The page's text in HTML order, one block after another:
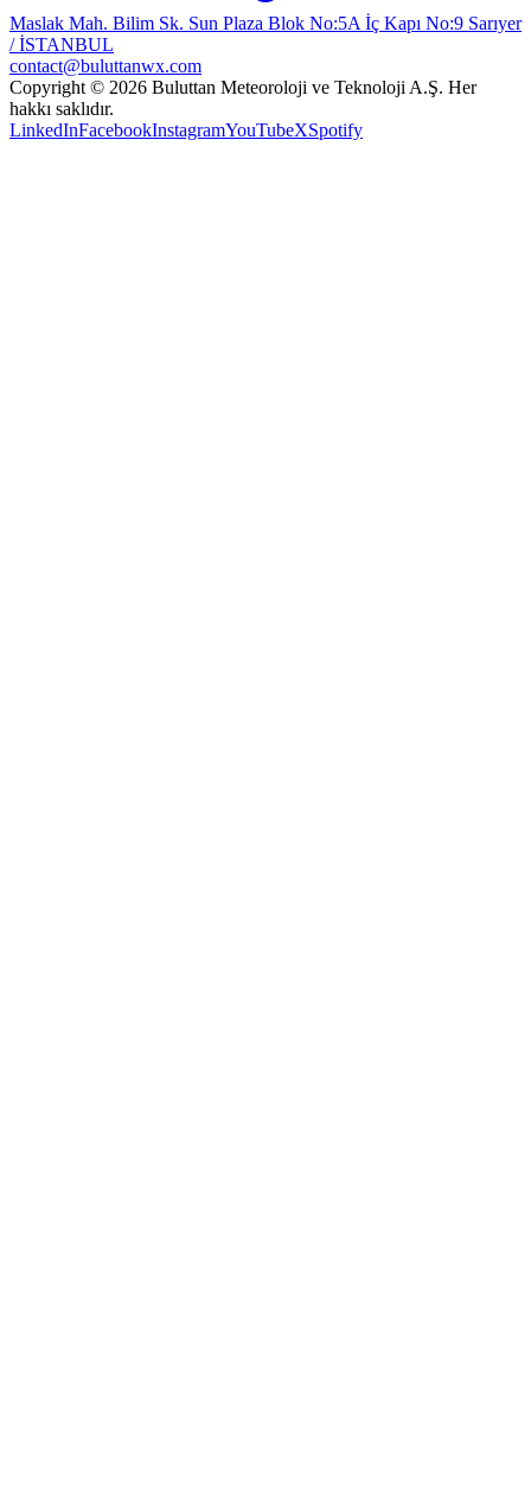
Maslak Mah. Bilim Sk. Sun Plaza Blok No:5A İç Kapı No:9 Sarıyer
/ İSTANBUL
contact@buluttanwx.com
Copyright © 2026 Buluttan Meteoroloji ve Teknoloji A.Ş. Her
hakkı saklıdır.
LinkedInFacebookInstagramYouTubeXSpotify